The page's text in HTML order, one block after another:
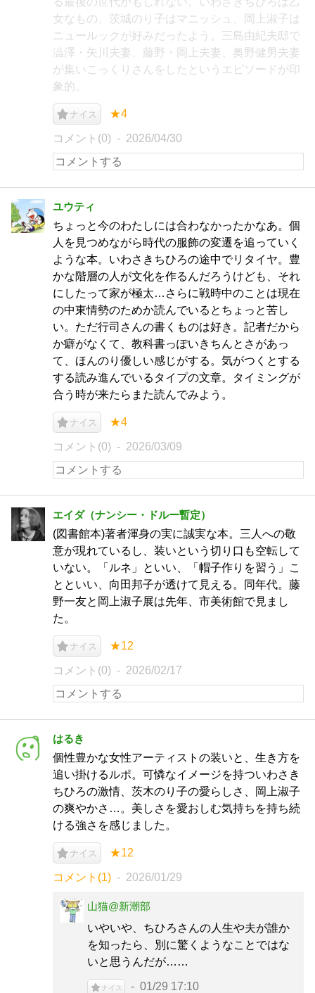
女なもの、茨城のり子はマニッシュ、岡上淑子は
ニュールックが好みだったよう。三島由紀夫邸で
澁澤・矢川夫妻、藤野・岡上夫妻、奥野健男夫妻
が集いこっくりさんをしたというエピソードが印
象的。
ナイス ★4
コメント(0) 2026/04/30
ユウティ
ちょっと今のわたしには合わなかったかなあ。個
人を見つめながら時代の服飾の変遷を追っていく
ような本。いわさきちひろの途中でリタイヤ。豊
かな階層の人が文化を作るんだろうけども、それ
にしたって家が極太…さらに戦時中のことは現在
の中東情勢のためか読んでいるとちょっと苦し
い。ただ行司さんの書くものは好き。記者だから
か癖がなくて、教科書っぽいきちんとさがあっ
て、ほんのり優しい感じがする。気がつくとする
する読み進んでいるタイプの文章。タイミングが
合う時が来たらまた読んでみよう。
ナイス ★4
コメント(0) 2026/03/09
エイダ（ナンシー・ドルー暫定）
(図書館本)著者渾身の実に誠実な本。三人への敬
意が現れているし、装いという切り口も空転して
いない。「ルネ」といい、「帽子作りを習う」こ
とといい、向田邦子が透けて見える。同年代。藤
野一友と岡上淑子展は先年、市美術館で見まし
た。
ナイス ★12
コメント(0) 2026/02/17
はるき
個性豊かな女性アーティストの装いと、生き方を
追い掛けるルポ。可憐なイメージを持ついわさき
ちひろの激情、茨木のり子の愛らしさ、岡上淑子
の爽やかさ…。美しさを愛おしむ気持ちを持ち続
ける強さを感じました。
ナイス ★12
コメント(1) 2026/01/29
山猫@新潮部
いやいや、ちひろさんの人生や夫が誰か
を知ったら、別に驚くようなことではな
いと思うんだが……
ナイス 01/29 17:10